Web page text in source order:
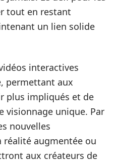
tout en restant
un lien solide
interactives
permettant aux
plus impliqués et de
visionnage unique. Par
nouvelles
augmentée ou
aux créateurs de